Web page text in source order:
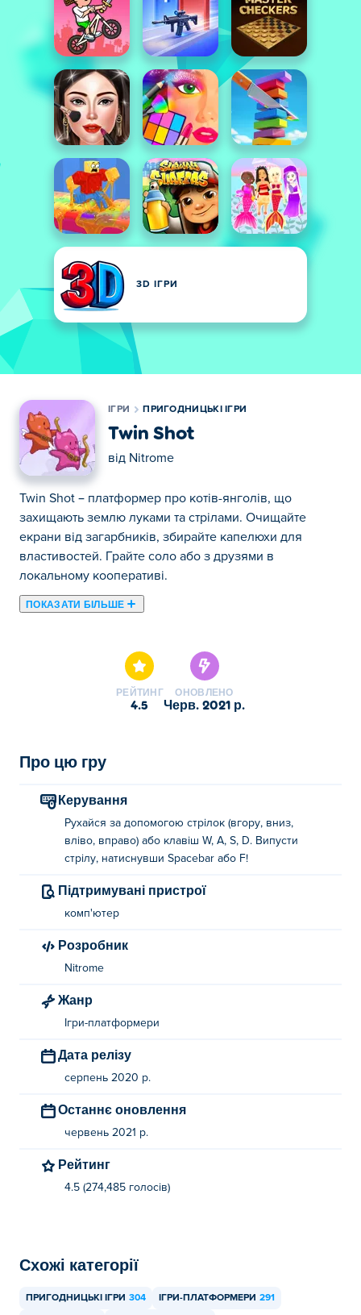
3D ІГРИ
ІГРИ ПРИГОДНИЦЬКІ ІГРИ
Twin Shot
від Nitrome
Twin Shot – платформер про котів-янголів, що
захищають землю луками та стрілами. Очищайте
екрани від загарбників, збирайте капелюхи для
властивостей. Грайте соло або з друзями в
локальному кооперативі.
ПОКАЗАТИ БІЛЬШЕ
РЕЙТИНГ
4.5
ОНОВЛЕНО
черв. 2021 р.
Про цю гру
Керування
Рухайся за допомогою стрілок (вгору, вниз,
вліво, вправо) або клавіш W, A, S, D. Випусти
стрілу, натиснувши Spacebar або F!
Підтримувані пристрої
комп'ютер
Розробник
Nitrome
Жанр
Ігри-платформери
Дата релізу
серпень 2020 р.
Останнє оновлення
червень 2021 р.
Рейтинг
4.5 (274,485 голосів)
Схожі категорії
ПРИГОДНИЦЬКІ ІГРИ 304 ІГРИ-ПЛАТФОРМЕРИ 291